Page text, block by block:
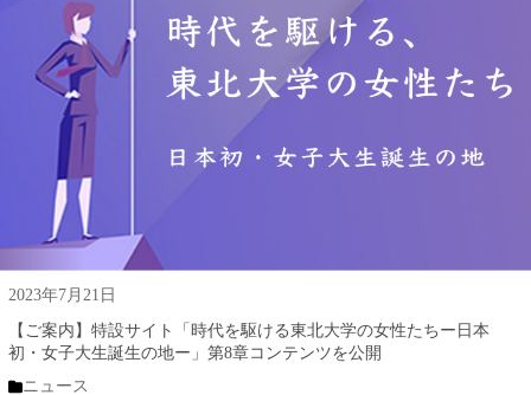
2023年7月21日
【ご案内】特設サイト「時代を駆ける東北大学の女性たちー日本
初・女子大生誕生の地ー」第8章コンテンツを公開
ニュース